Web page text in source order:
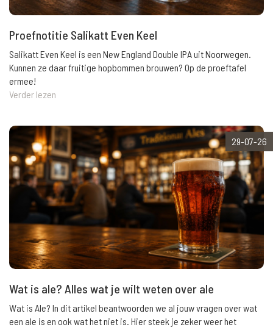
Proefnotitie Salikatt Even Keel
Salikatt Even Keel is een New England Double IPA uit Noorwegen.
Kunnen ze daar fruitige hopbommen brouwen? Op de proeftafel
ermee!
Verder lezen
29-07-26
Wat is ale? Alles wat je wilt weten over ale
Wat is Ale? In dit artikel beantwoorden we al jouw vragen over wat
een ale is en ook wat het niet is. Hier steek je zeker weer het